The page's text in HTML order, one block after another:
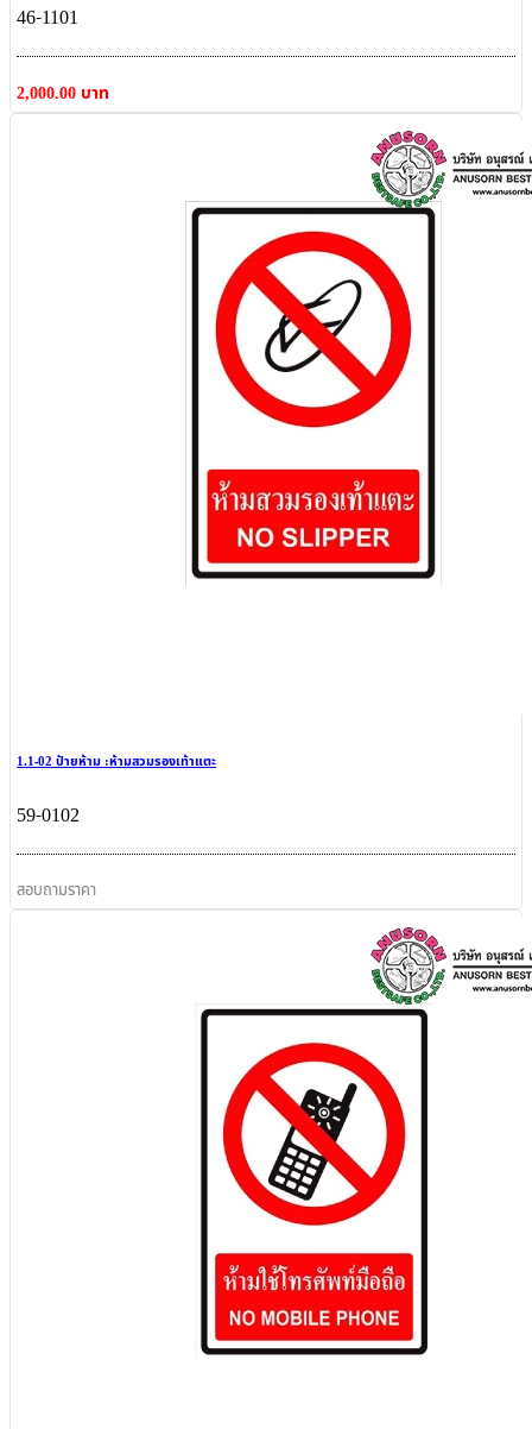
46-1101
2,000.00 บาท
1.1-02 ป้ายห้าม :ห้ามสวมรองเท้าแตะ
59-0102
สอบถามราคา